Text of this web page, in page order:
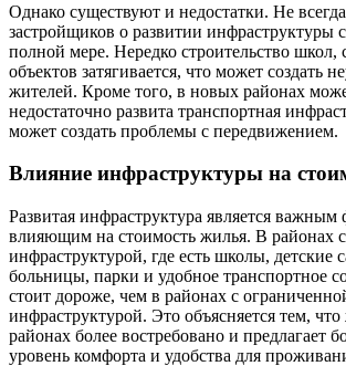
Однако существуют и недостатки. Не
застройщиков о развитии инфраструктуры
полной мере. Нередко строительство школ,
объектов затягивается, что может создать
жителей. Кроме того, в новых районах
недостаточно развита транспортная
может создать проблемы с передвижением.
Влияние инфраструктуры на
Развитая инфраструктура является важным
влияющим на стоимость жилья. В районах
инфраструктурой, где есть школы, детские
больницы, парки и удобное транспортное
стоит дороже, чем в районах с
инфраструктурой. Это объясняется тем,
районах более востребовано и предлагает
уровень комфорта и удобства для